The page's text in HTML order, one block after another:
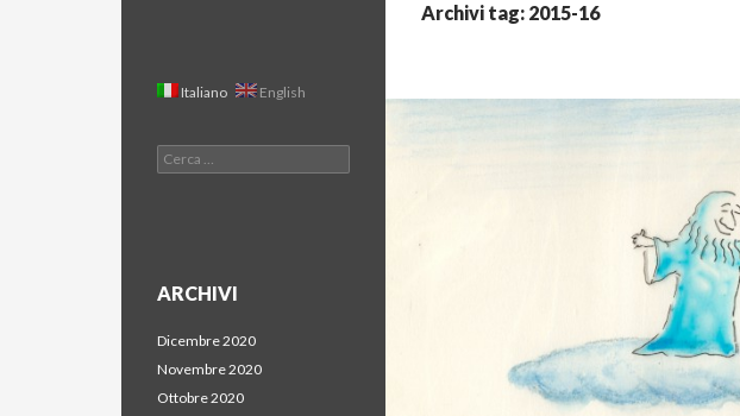
Archivi tag: 2015-16
Italiano English
Ricerca
per:
ARCHIVI
Dicembre 2020
Novembre 2020
Ottobre 2020